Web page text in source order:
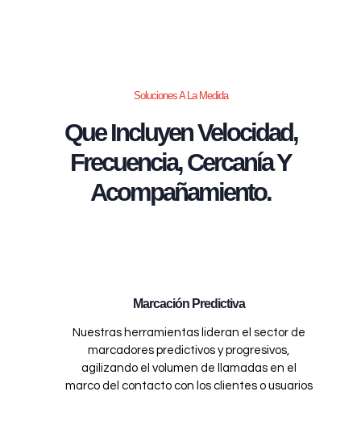
Soluciones A La Medida
Que Incluyen Velocidad,
Frecuencia, Cercanía Y
Acompañamiento.
Marcación Predictiva
Nuestras herramientas lideran el sector de
marcadores predictivos y progresivos,
agilizando el volumen de llamadas en el
marco del contacto con los clientes o usuarios